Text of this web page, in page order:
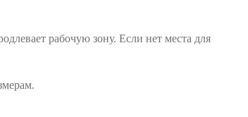
рабочую зону. Если нет места для